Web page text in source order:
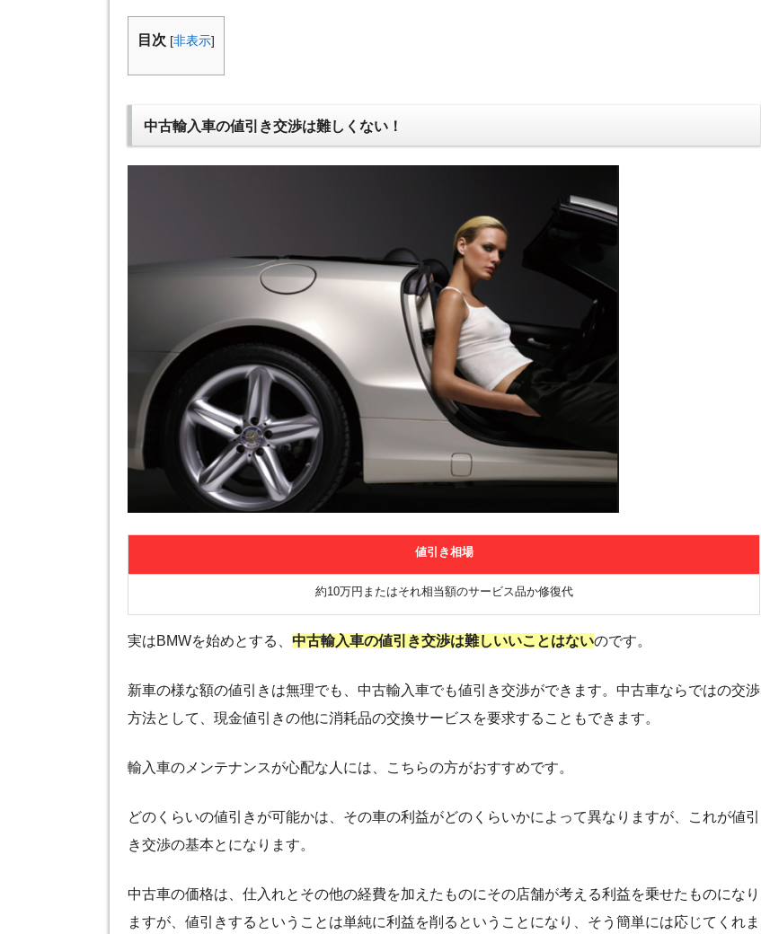
目次 [非表示]
中古輸入車の値引き交渉は難しくない！
値引き相場
約10万円またはそれ相当額のサービス品か修復代
実はBMWを始めとする、 中古輸入車の値引き交渉は難しいいことはないのです。
新車の様な額の値引きは無理でも、中古輸入車でも値引き交渉ができます。中古車ならではの交渉
方法として、現金値引きの他に消耗品の交換サービスを要求することもできます。
輸入車のメンテナンスが心配な人には、こちらの方がおすすめです。
どのくらいの値引きが可能かは、その車の利益がどのくらいかによって異なりますが、これが値引
き交渉の基本とになります。
中古車の価格は、仕入れとその他の経費を加えたものにその店舗が考える利益を乗せたものになり
ますが、値引きするということは単純に利益を削るということになり、そう簡単には応じてくれま